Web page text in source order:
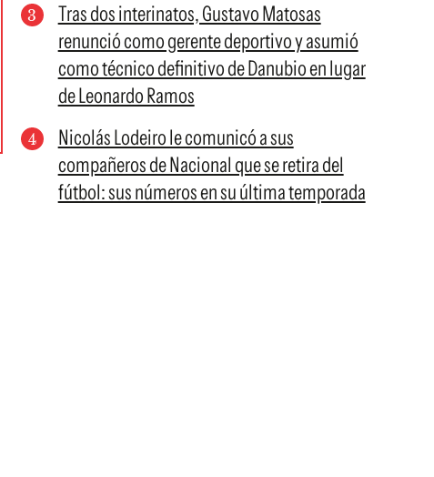
Tras dos interinatos, Gustavo Matosas
renunció como gerente deportivo y asumió
como técnico definitivo de Danubio en lugar
de Leonardo Ramos
Nicolás Lodeiro le comunicó a sus
compañeros de Nacional que se retira del
fútbol: sus números en su última temporada